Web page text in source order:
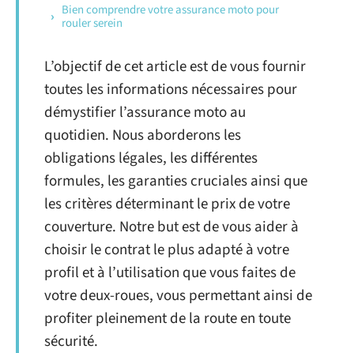
Bien comprendre votre assurance moto pour
rouler serein
L’objectif de cet article est de vous fournir
toutes les informations nécessaires pour
démystifier l’assurance moto au
quotidien. Nous aborderons les
obligations légales, les différentes
formules, les garanties cruciales ainsi que
les critères déterminant le prix de votre
couverture. Notre but est de vous aider à
choisir le contrat le plus adapté à votre
profil et à l’utilisation que vous faites de
votre deux-roues, vous permettant ainsi de
profiter pleinement de la route en toute
sécurité.